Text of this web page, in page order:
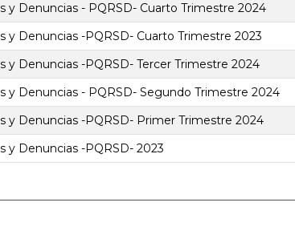
y Denuncias - PQRSD- Cuarto Trimestre 2024
y Denuncias -PQRSD- Cuarto Trimestre 2023
y Denuncias -PQRSD- Tercer Trimestre 2024
y Denuncias - PQRSD- Segundo Trimestre 2024
y Denuncias -PQRSD- Primer Trimestre 2024
y Denuncias -PQRSD- 2023